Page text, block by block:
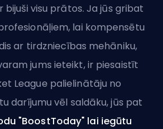
bijuši visu prātos. Ja jūs gribat
lai kompensētu
ar tirdzniecības mehāniku,
jums ieteikt, ir piesaistīt
League palielinātāju no
darījumu vēl saldāku, jūs pat
"BoostToday" lai iegūtu